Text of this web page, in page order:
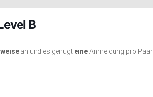
B
an und es genügt eineAnmeldung pro Paar.